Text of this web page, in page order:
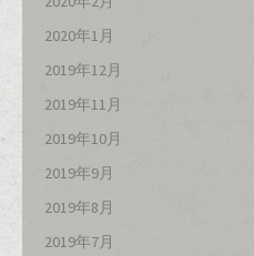
2020年1月
2019年12月
2019年11月
2019年10月
2019年9月
2019年8月
2019年7月